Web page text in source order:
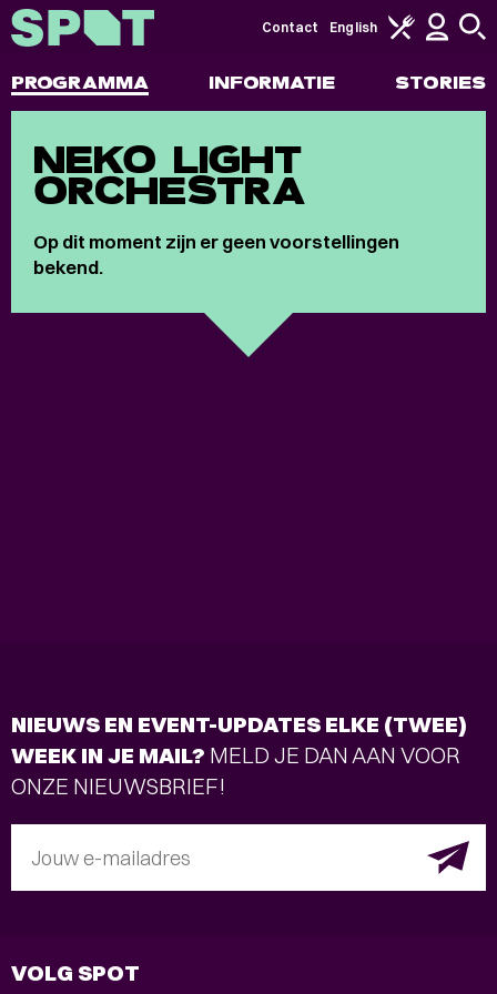
PROGRAMMA INFORMATIE STORIES
Contact English
NEKO LIGHT
ORCHESTRA
Op dit moment zijn er geen voorstellingen
bekend.
NIEUWS EN EVENT-UPDATES ELKE (TWEE)
WEEK IN JE MAIL? MELD JE DAN AAN VOOR
ONZE NIEUWSBRIEF!
Jouw e-mailadres
VOLG SPOT